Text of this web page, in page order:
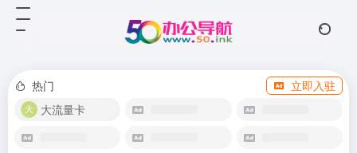
热门
立即入驻
大流量卡